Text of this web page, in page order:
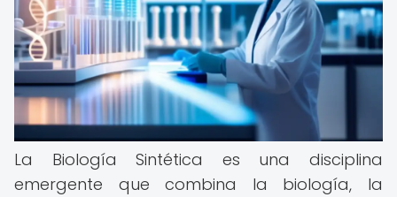
La Biología Sintética es una disciplina
emergente que combina la biología, la